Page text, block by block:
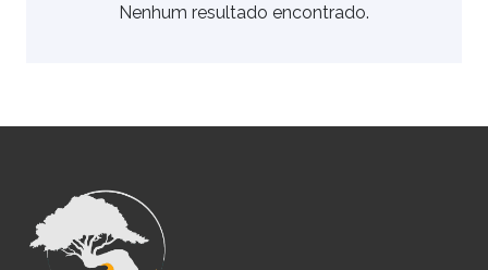
Nenhum resultado encontrado.